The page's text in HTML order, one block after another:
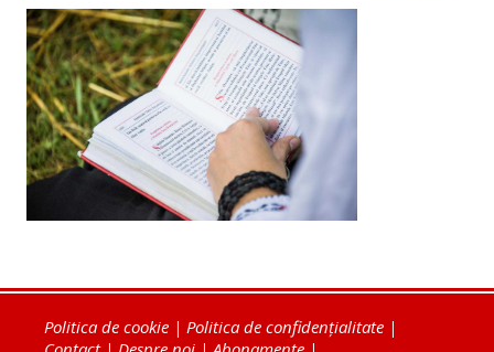
Politica de cookie | Politica de confidențialitate |